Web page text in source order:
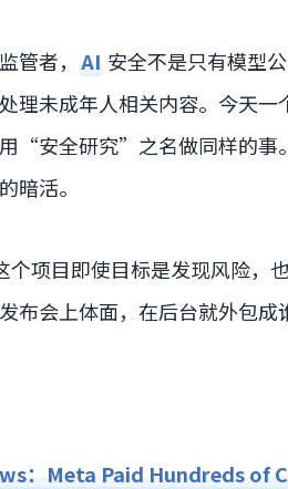
管者， AI 安全不是只有模型
理未成年人相关内容。今天
“安全研究”之名做同样的事
暗活。
项目即使目标是发现风险，
布会上体面，在后台就外包成
：Meta Paid Hundreds